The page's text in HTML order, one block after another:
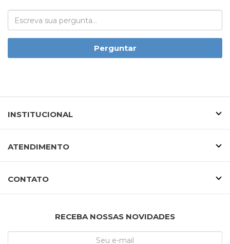
Perguntar
INSTITUCIONAL
ATENDIMENTO
CONTATO
RECEBA NOSSAS NOVIDADES